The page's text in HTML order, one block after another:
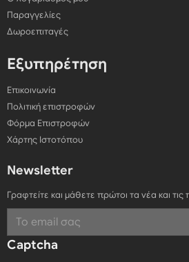
Παραγγελίες
Δωροεπιταγές
Εξυπηρέτηση
Επικοινωνία
Πολιτική επιστροφών
Φόρμα Επιστροφών
Χάρτης Ιστοτόπου
Newsletter
Γραφτείτε και μάθετε πρώτοι τα νέα και
Captcha